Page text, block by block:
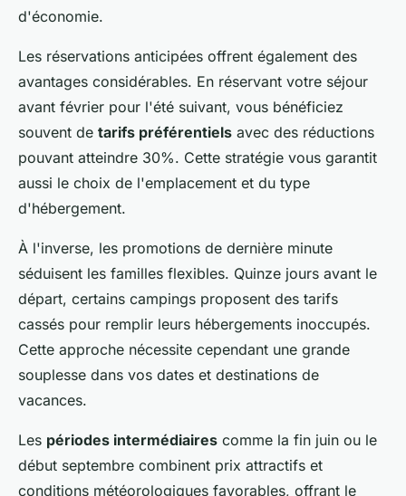
d'économie.
Les réservations anticipées offrent également des
avantages considérables. En réservant votre séjour
avant février pour l'été suivant, vous bénéficiez
souvent de tarifs préférentiels avec des réductions
pouvant atteindre 30%. Cette stratégie vous garantit
aussi le choix de l'emplacement et du type
d'hébergement.
À l'inverse, les promotions de dernière minute
séduisent les familles flexibles. Quinze jours avant le
départ, certains campings proposent des tarifs
cassés pour remplir leurs hébergements inoccupés.
Cette approche nécessite cependant une grande
souplesse dans vos dates et destinations de
vacances.
Les périodes intermédiaires comme la fin juin ou le
début septembre combinent prix attractifs et
conditions météorologiques favorables, offrant le